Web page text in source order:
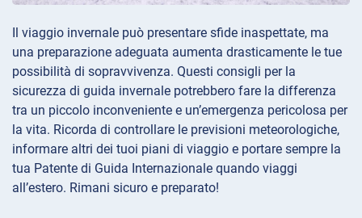
Il viaggio invernale può presentare sfide inaspettate, ma
una preparazione adeguata aumenta drasticamente le tue
possibilità di sopravvivenza. Questi consigli per la
sicurezza di guida invernale potrebbero fare la differenza
tra un piccolo inconveniente e un’emergenza pericolosa per
la vita. Ricorda di controllare le previsioni meteorologiche,
informare altri dei tuoi piani di viaggio e portare sempre la
tua Patente di Guida Internazionale quando viaggi
all’estero. Rimani sicuro e preparato!